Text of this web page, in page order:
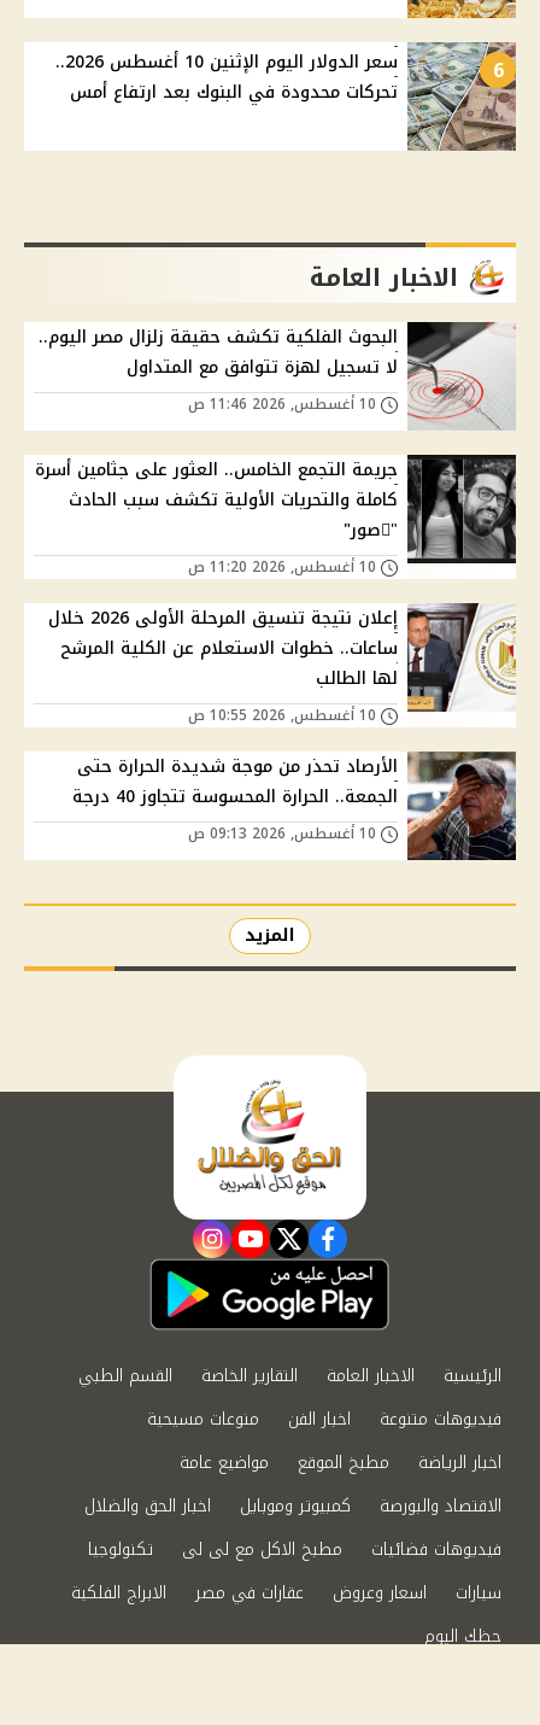
6
سعر الدولار اليوم الإثنين 10 أغسطس 2026..
تحركات محدودة في البنوك بعد ارتفاع أمس
الاخبار العامة
البحوث الفلكية تكشف حقيقة زلزال مصر اليوم..
لا تسجيل لهزة تتوافق مع المتداول
جريمة التجمع الخامس.. العثور على جثامين أسرة
كاملة والتحريات الأولية تكشف سبب الحادث
"ًصور"
إعلان نتيجة تنسيق المرحلة الأولى 2026 خلال
ساعات.. خطوات الاستعلام عن الكلية المرشح
لها الطالب
الأرصاد تحذر من موجة شديدة الحرارة حتى
الجمعة.. الحرارة المحسوسة تتجاوز 40 درجة
المزيد
facebook
twitter
youtube
instagram
الرئيسية الاخبار العامة التقارير الخاصة
القسم الطبي
فيديوهات متنوعة
اخبار الفن
منوعات مسيحية
اخبار الرياضة
مطبخ الموقع
مواضيع عامة
الاقتصاد والبورصة
كمبيوتر وموبايل
اخبار الحق والضلال
فيديوهات فضائيات
مطبخ الاكل مع لى لى
تكنولوجيا
سيارات
اسعار وعروض عقارات في مصر
الابراج الفلكية
حظك اليوم